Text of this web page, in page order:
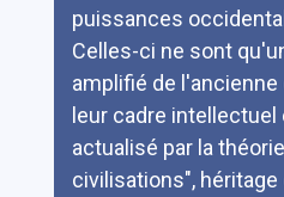
puissances
Celles-ci ne sont
amplifié de
leur cadre intellectuel
actualisé par la
civilisations", héritage